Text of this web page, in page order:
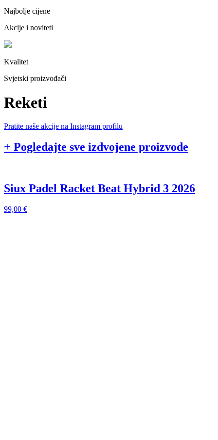
Najbolje cijene
Akcije i noviteti
Kvalitet
Svjetski proizvođači
Reketi
Pratite naše akcije na Instagram profilu
+ Pogledajte sve izdvojene proizvode
Siux Padel Racket Beat Hybrid 3 2026
99,00 €